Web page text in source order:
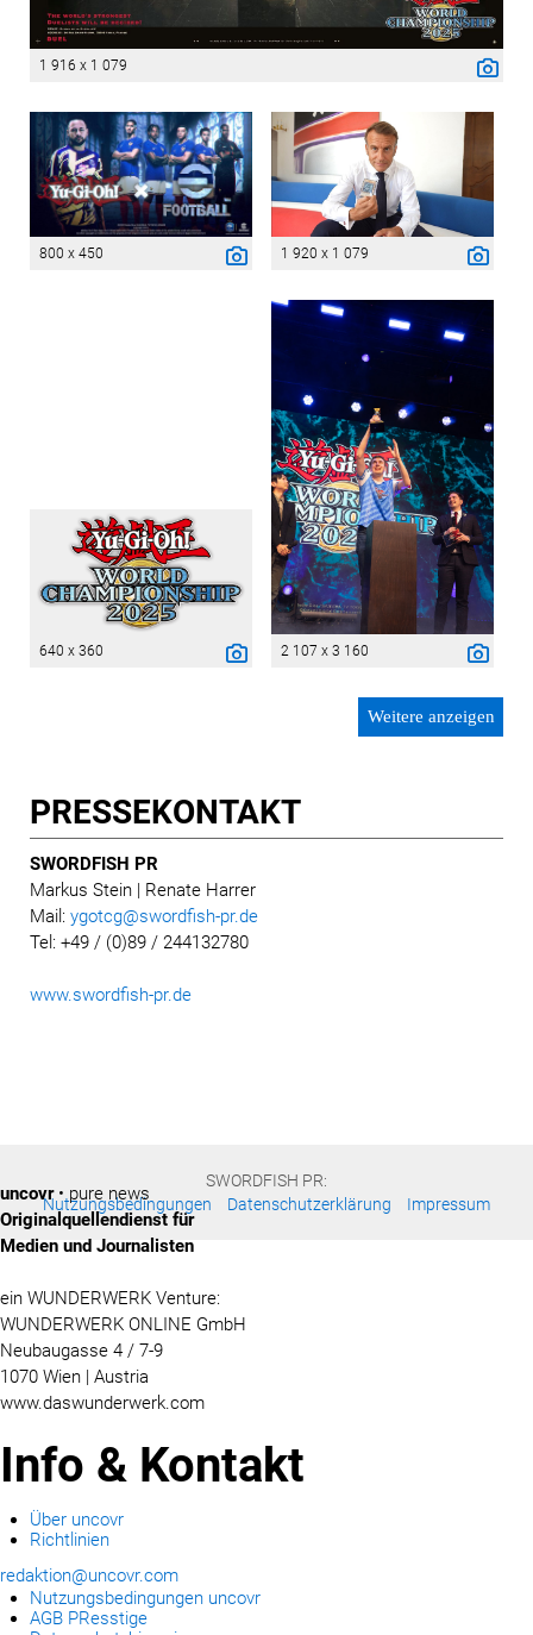
1 916 x 1 079
800 x 450 1 920 x 1 079
640 x 360 2 107 x 3 160
Weitere anzeigen
PRESSE­KONTAKT
SWORDFISH PR
Markus Stein | Renate Harrer
Mail: ygotcg@swordfish-pr.de
Tel: +49 / (0)89 / 244132780
www.swordfish-pr.de
SWORDFISH PR:
Nutzungsbedingungen
Datenschutzerklärung Impressum
uncovr• pure news
Originalquellendienst für
Medien und Journalisten
ein WUNDERWERK Venture:
WUNDERWERK ONLINE GmbH
Neubaugasse 4 / 7-9
1070 Wien | Austria
www.daswunderwerk.com
Info & Kontakt
Über uncovr
Richtlinien
redaktion@uncovr.com
Nutzungsbedingungen uncovr
AGB PResstige